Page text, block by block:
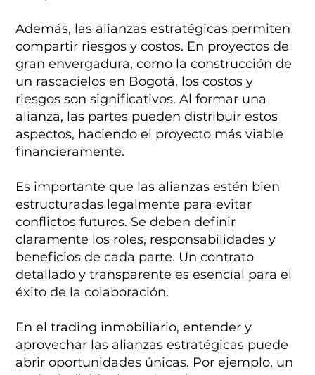
Además, las alianzas estratégicas permiten
compartir riesgos y costos. En proyectos de
gran envergadura, como la construcción de
un rascacielos en Bogotá, los costos y
riesgos son significativos. Al formar una
alianza, las partes pueden distribuir estos
aspectos, haciendo el proyecto más viable
financieramente.
Es importante que las alianzas estén bien
estructuradas legalmente para evitar
conflictos futuros. Se deben definir
claramente los roles, responsabilidades y
beneficios de cada parte. Un contrato
detallado y transparente es esencial para el
éxito de la colaboración.
En el trading inmobiliario, entender y
aprovechar las alianzas estratégicas puede
abrir oportunidades únicas. Por ejemplo, un